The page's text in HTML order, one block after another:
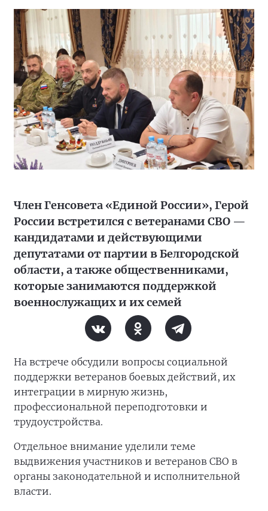
Член Генсовета «Единой России», Герой
России встретился с ветеранами СВО —
кандидатами и действующими
депутатами от партии в Белгородской
области, а также общественниками,
которые занимаются поддержкой
военнослужащих и их семей
На встрече обсудили вопросы социальной
поддержки ветеранов боевых действий, их
интеграции в мирную жизнь,
профессиональной переподготовки и
трудоустройства.
Отдельное внимание уделили теме
выдвижения участников и ветеранов СВО в
органы законодательной и исполнительной
власти.